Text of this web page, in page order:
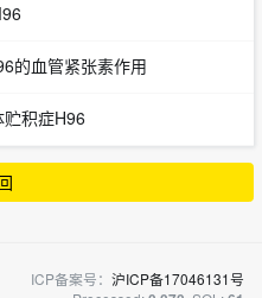
的血管紧张素作用
积症H96
ICP备案号： 沪ICP备17046131号